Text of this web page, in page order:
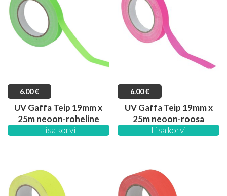
6.00€
UV Gaffa Teip 19mm x
25m neoon-roheline
Lisa korvi
6.00€
UV Gaffa Teip 19mm x
25m neoon-roosa
Lisa korvi